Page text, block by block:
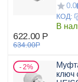
0.0
КОД:
В
622.00 Р
634.00Р
2%
ключ